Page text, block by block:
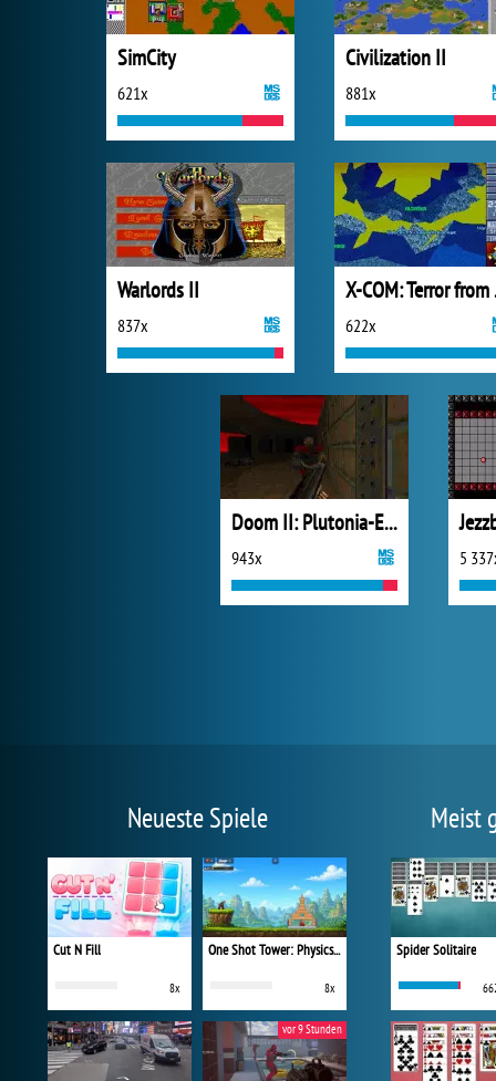
SimCity
621x
Civilization II
881x
Warlords II
837x
X-
622x
Doom II: Plutonia-Experiment
943x 5
Neueste Spiele
Cut N Fill
8x
One Shot Tower: Physics Destroyer
8x
vor 9 Stunden
Meist
Spider Solitaire